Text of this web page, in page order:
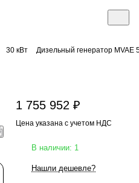
30 кВт Дизельный генератор MVAE
1 755 952 ₽
Цена указана с учетом НДС
В наличии: 1
Нашли дешевле?